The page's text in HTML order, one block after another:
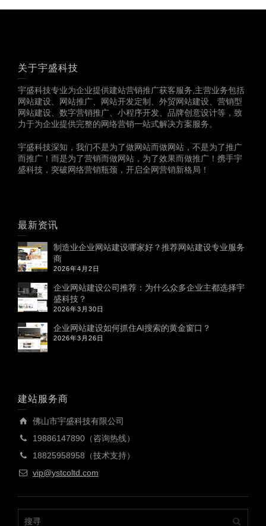
关于宇盛科技
宇盛科技专业为企业提供建站营销推广获客服务,主营业务包括
网站建设、网站推广、网站开发定制、外贸网站建设、营销型
网站建设、数字营销推广、小程序开发、品牌创意设计等，致
力于为企业提供完整的网络营销一站式解决方案服务。
宇盛科技深知，我们不是为了做网站而做网站，不是为了推广
而推广！而是为了营销而做网站，为了效果而做推广！携手宇
盛科技，突破网络营销瓶颈，开启全网营销新格局！
最新资讯
制造业企业网站建设哪家好？推荐网站建设专业服务
商
2026年4月2日
企业网站建设公司推荐：为什么众多企业主都选择宇
盛科技？
2026年3月30日
企业网站建设如何抓住AI搜索的黄金窗口？
2026年3月26日
建站服务商
佛山市宇盛科技有限公司
19886147890（咨询热线）
18825958958（技术支持）
vip@ystcoltd.com